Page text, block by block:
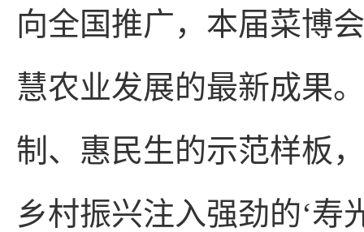
向全国推广，本届菜博
慧农业发展的最新成果
制、惠民生的示范样板
乡村振兴注入强劲的‘寿